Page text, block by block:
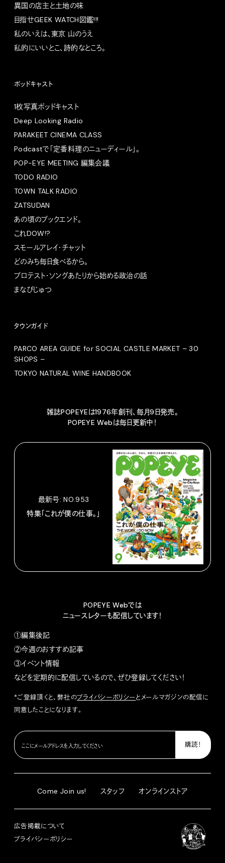
異国の店主と土地の味
目指せGEEK WATCH図鑑!!!
私のいえは、東京 山のうえ
私的にいいとこ、詩的なところ。
ポッドキャスト
1枚写真ポッドキャスト
Deep Looking Radio
PARAKEET CINEMA CLASS
Podcastで「定番料理のニューディール」。
POP-EYE MEETING 編集会議
TODO RADIO
TOWN TALK RADIO
ZATSUDAN
あの頃のブックエンド。
これDOW!?
スモールアレイ・チャット
どのみち毎日食べるから。
プロテスト・ソングあたりから始める政治の話
まなびじゅつ
タウンガイド
PARCO AREA GUIDE for SOCIAL CASTLE MARKET – 30
SHOPS –
TOKYO NATURAL WINE HANDBOOK
雑誌POPEYEは1976年創刊、毎月9日発売。
POPEYE Webは毎日更新中！
最新号: NO.953
特集「これが僕の仕事。」
POPEYE Webでは
ニュースレターも配信しています！
①編集後記
②今週のおすすめ記事
③イベント情報
などを定期的に配信しているので、ぜひ登録してください！
*ご登録頂くと、弊社のプライバシーポリシーとメールマガジンの配信に
同意したことになります。
Come Join us! スタッフ オンラインストア
広告掲載について
プライバシーポリシー